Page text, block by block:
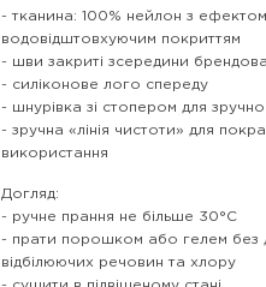
- тканина: 100% нейлон з ефектом
водовідштовхуючим покриттям
- шви закриті зсередини
- силіконове лого спереду
- шнурівка зі стопером для
- зручна «лінія чистоти» для
використання
Догляд:
- ручне прання не більше 30°C
- прати порошком або гелем без
відбілюючих речовин та хлору